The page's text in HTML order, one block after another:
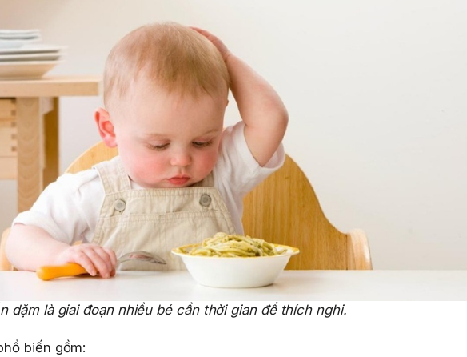
dặm là giai đoạn nhiều bé cần thời gian để thích nghi.
biến gồm: